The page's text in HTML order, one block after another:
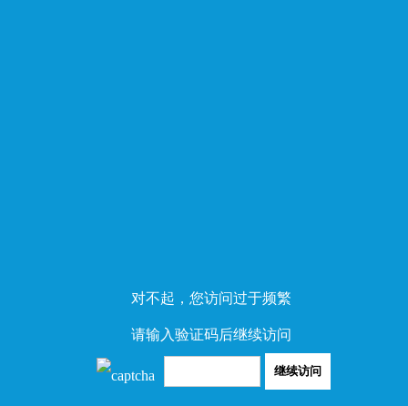
对不起，您访问过于频繁
请输入验证码后继续访问
继续访问